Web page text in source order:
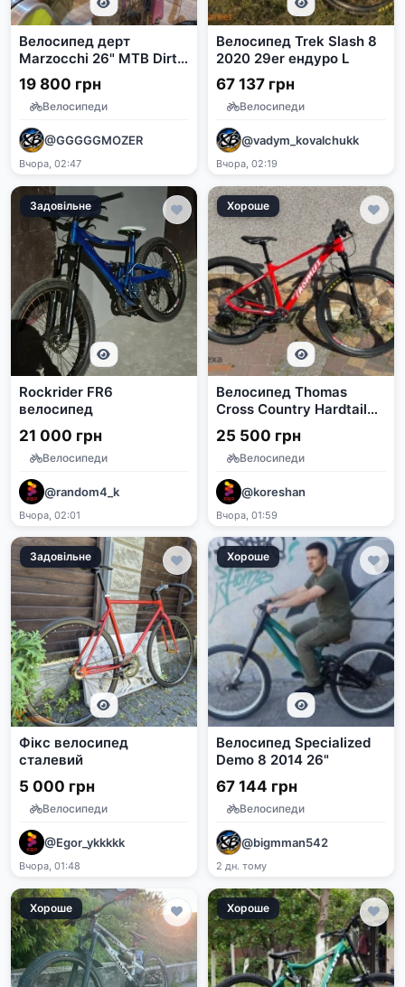
Велосипед дерт
Marzocchi 26" MTB Dirt
Jumper
19 800 грн
Велосипеди
@GGGGGMOZER
Вчора, 02:47
Велосипед Trek Slash 8
2020 29er ендуро L
67 137 грн
Велосипеди
@vadym_kovalchukk
Вчора, 02:19
Задовільне
Rockrider FR6
велосипед
21 000 грн
Велосипеди
@random4_k
Вчора, 02:01
Хороше
Велосипед Thomas
Cross Country Hardtail
MTB
25 500 грн
Велосипеди
@koreshan
Вчора, 01:59
Задовільне
Фікс велосипед
сталевий
5 000 грн
Велосипеди
@Egor_ykkkkk
Вчора, 01:48
Хороше
Велосипед Specialized
Demo 8 2014 26"
67 144 грн
Велосипеди
@bigmman542
2 дн. тому
Хороше Хороше